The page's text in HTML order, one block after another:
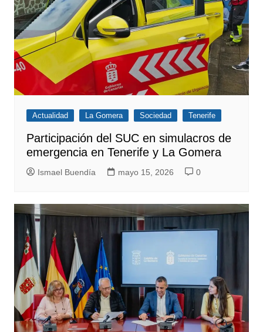
Actualidad La Gomera Sociedad Tenerife
Participación del SUC en simulacros de
emergencia en Tenerife y La Gomera
Ismael Buendía mayo 15, 2026 0